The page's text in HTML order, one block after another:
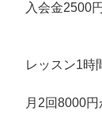
入会金2500円
レッスン1時
月2回8000円